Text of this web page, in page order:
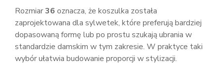
Rozmiar36 oznacza, że koszulka została
zaprojektowana dla sylwetek, które preferują bardziej
dopasowaną formę lub po prostu szukają ubrania w
standardzie damskim w tym zakresie. W praktyce taki
wybór ułatwia budowanie proporcji w stylizacji.